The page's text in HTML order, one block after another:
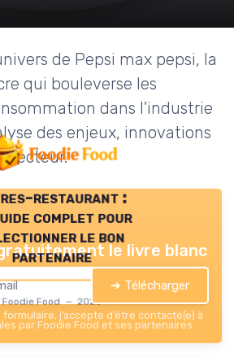
de Pepsi max pepsi, la
qui bouleverse les
dans l'industrie
des enjeux, innovations
secteur.
restaurant :
complet pour
le bon
partenaire
Foodie Food — 2026
le livre blanc
➔ Télécharger
j’accepte d’être contacté(e) à
par Foodie Food et ses partenaires.